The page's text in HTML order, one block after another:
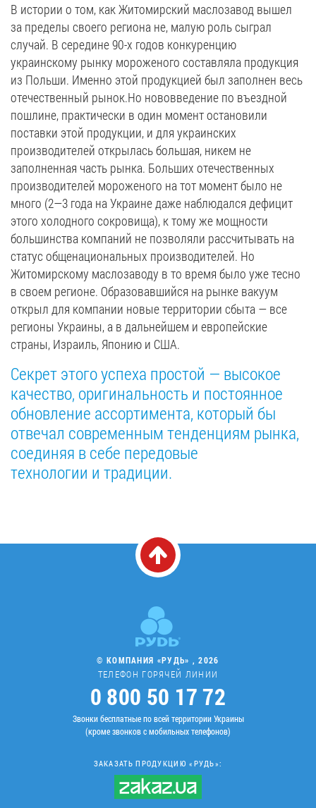
В истории о том, как Житомирский маслозавод вышел
за пределы своего региона не, малую роль сыграл
случай. В середине 90-х годов конкуренцию
украинскому рынку мороженого составляла продукция
из Польши. Именно этой продукцией был заполнен весь
отечественный рынок.Но нововведение по въездной
пошлине, практически в один момент остановили
поставки этой продукции, и для украинских
производителей открылась большая, никем не
заполненная часть рынка. Больших отечественных
производителей мороженого на тот момент было не
много (2—3 года на Украине даже наблюдался дефицит
этого холодного сокровища), к тому же мощности
большинства компаний не позволяли рассчитывать на
статус общенациональных производителей. Но
Житомирскому маслозаводу в то время было уже тесно
в своем регионе. Образовавшийся на рынке вакуум
открыл для компании новые территории сбыта — все
регионы Украины, а в дальнейшем и европейские
страны, Израиль, Японию и США.
Секрет этого успеха простой — высокое
качество, оригинальность и постоянное
обновление ассортимента, который бы
отвечал современным тенденциям рынка,
соединяя в себе передовые
технологии и традиции.
© КОМПАНИЯ «РУДЬ» , 2026
ТЕЛЕФОН ГОРЯЧЕЙ ЛИНИИ
0 800 50 17 72
Звонки бесплатные по всей территории Украины
(кроме звонков с мобильных телефонов)
ЗАКАЗАТЬ ПРОДУКЦИЮ «РУДЬ»: